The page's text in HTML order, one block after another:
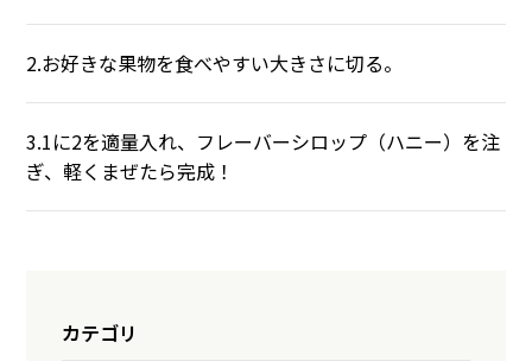
2.お好きな果物を食べやすい大きさに切る。
3.1に2を適量入れ、フレーバーシロップ（ハニー）を注
ぎ、軽くまぜたら完成！
カテゴリ